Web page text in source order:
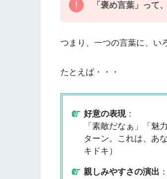
「褒め言葉」って
つまり、一つの言葉に、い
たとえば・・・
好意の表現：
「素敵だなぁ」「魅
ターン。これは、あ
キドキ）
親しみやすさの演出 ：